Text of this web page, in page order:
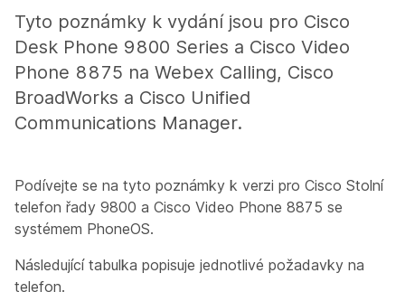
Tyto poznámky k vydání jsou pro Cisco
Desk Phone 9800 Series a Cisco Video
Phone 8875 na Webex Calling, Cisco
BroadWorks a Cisco Unified
Communications Manager.
Podívejte se na tyto poznámky k verzi pro Cisco Stolní
telefon řady 9800 a Cisco Video Phone 8875 se
systémem PhoneOS.
Následující tabulka popisuje jednotlivé požadavky na
telefon.